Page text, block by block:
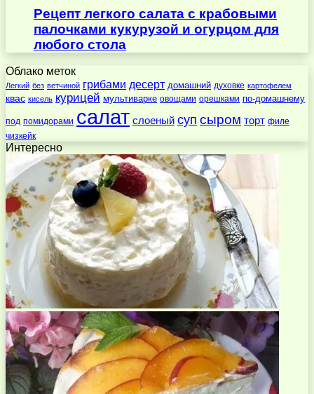
Рецепт легкого салата с крабовыми
палочками кукурузой и огурцом для
любого стола
Облако меток
Легкий без ветчиной грибами десерт домашний духовке картофелем
квас кисель курицей мультиварке овощами орешками по-домашнему
под помидорами салат слоеный суп сыром торт филе
чизкейк
Интересно